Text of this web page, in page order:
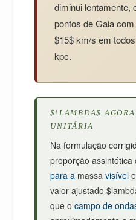
diminui lentamente,
pontos de Gaia
$15$ km/s em
kpc.
$\LAMBDA$
UNITÁRIA
Na formulação
proporção assintótica
para a massavisível
valor ajustado
que ocampo de